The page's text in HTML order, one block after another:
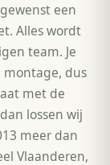
een
Alles wordt
team. Je
dus
met de
lossen wij
meer dan
Vlaanderen,